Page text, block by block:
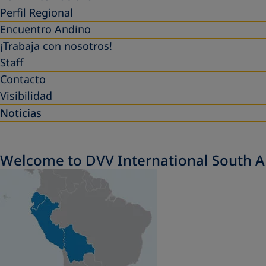
Perfil Regional
Encuentro Andino
¡Trabaja con nosotros!
Staff
Contacto
Visibilidad
Noticias
Welcome to DVV International South